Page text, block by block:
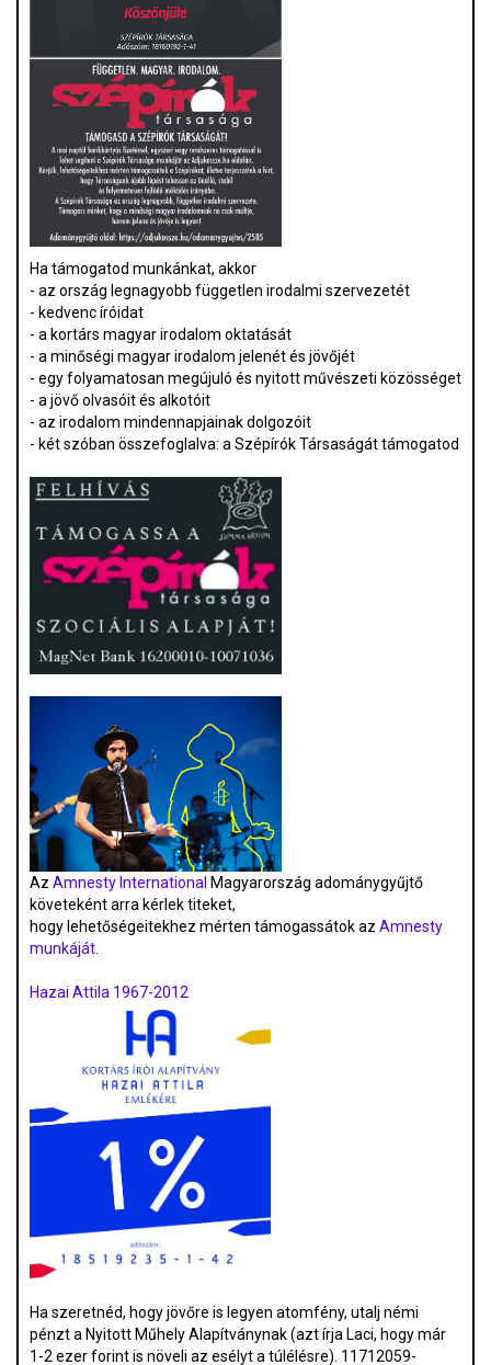
Ha támogatod munkánkat, akkor
- az ország legnagyobb független irodalmi szervezetét
- kedvenc íróidat
- a kortárs magyar irodalom oktatását
- a minőségi magyar irodalom jelenét és jövőjét
- egy folyamatosan megújuló és nyitott művészeti közösséget
- a jövő olvasóit és alkotóit
- az irodalom mindennapjainak dolgozóit
- két szóban összefoglalva: a Szépírók Társaságát támogatod
Az Amnesty International Magyarország adománygyűjtő
követeként arra kérlek titeket,
hogy lehetőségeitekhez mérten támogassátok az Amnesty
munkáját.
Hazai Attila 1967-2012
Ha szeretnéd, hogy jövőre is legyen atomfény, utalj némi
pénzt a Nyitott Műhely Alapítványnak (azt írja Laci, hogy már
1-2 ezer forint is növeli az esélyt a túlélésre). 11712059-